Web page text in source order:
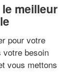
meilleur
pour votre
votre besoin
vous mettons